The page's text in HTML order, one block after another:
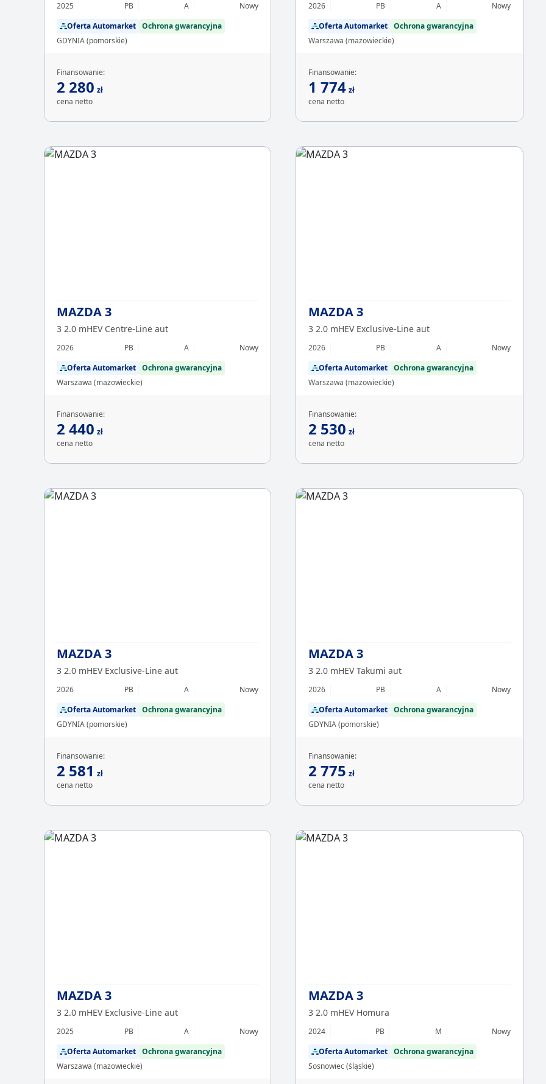
2025 PB A
Nowy
Oferta Automarket Ochrona gwarancyjna
GDYNIA (pomorskie)
Finansowanie:
2 280 zł
cena netto
2026 PB A
Nowy
Oferta Automarket
Ochrona gwarancyjna
Warszawa (mazowieckie)
Finansowanie:
1 774 zł
cena netto
MAZDA 3
3 2.0 mHEV Centre-Line aut
2026 PB A
Nowy
Oferta Automarket Ochrona gwarancyjna
Warszawa (mazowieckie)
Finansowanie:
2 440 zł
cena netto
MAZDA 3
3 2.0 mHEV Exclusive-Line aut
2026 PB A
Nowy
Oferta Automarket
Ochrona gwarancyjna
Warszawa (mazowieckie)
Finansowanie:
2 530 zł
cena netto
MAZDA 3
3 2.0 mHEV Exclusive-Line aut
2026 PB A
Nowy
Oferta Automarket Ochrona gwarancyjna
GDYNIA (pomorskie)
Finansowanie:
2 581 zł
cena netto
MAZDA 3
3 2.0 mHEV Takumi aut
2026 PB A
Nowy
Oferta Automarket
Ochrona gwarancyjna
GDYNIA (pomorskie)
Finansowanie:
2 775 zł
cena netto
MAZDA 3
3 2.0 mHEV Exclusive-Line aut
2025 PB A
Nowy
Oferta Automarket Ochrona gwarancyjna
Warszawa (mazowieckie)
MAZDA 3
3 2.0 mHEV Homura
2024 PB M
Nowy
Oferta Automarket
Ochrona gwarancyjna
Sosnowiec (śląskie)